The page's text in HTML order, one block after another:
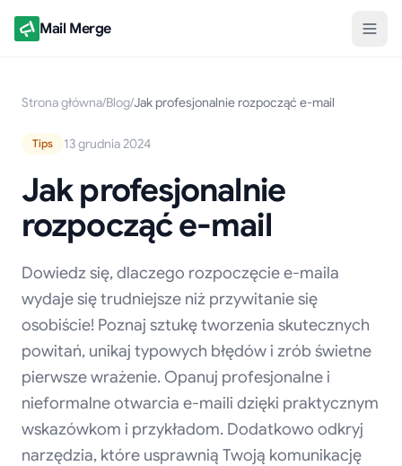
Mail Merge
Strona główna/Blog/Jak profesjonalnie rozpocząć e-mail
Tips 13 grudnia 2024
Jak profesjonalnie
rozpocząć e-mail
Dowiedz się, dlaczego rozpoczęcie e-maila
wydaje się trudniejsze niż przywitanie się
osobiście! Poznaj sztukę tworzenia skutecznych
powitań, unikaj typowych błędów i zrób świetne
pierwsze wrażenie. Opanuj profesjonalne i
nieformalne otwarcia e-maili dzięki praktycznym
wskazówkom i przykładom. Dodatkowo odkryj
narzędzia, które usprawnią Twoją komunikację